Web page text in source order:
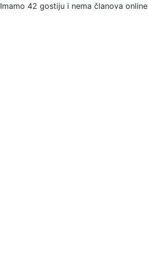
Imamo 42 gostiju i nema članova online